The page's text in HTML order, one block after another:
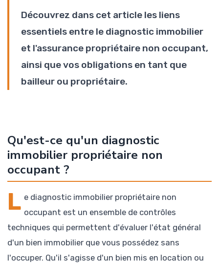
Découvrez dans cet article les liens
essentiels entre le diagnostic immobilier
et l'assurance propriétaire non occupant,
ainsi que vos obligations en tant que
bailleur ou propriétaire.
Qu'est-ce qu'un diagnostic
immobilier propriétaire non
occupant ?
L e diagnostic immobilier propriétaire non
occupant est un ensemble de contrôles
techniques qui permettent d'évaluer l'état général
d'un bien immobilier que vous possédez sans
l'occuper. Qu'il s'agisse d'un bien mis en location ou